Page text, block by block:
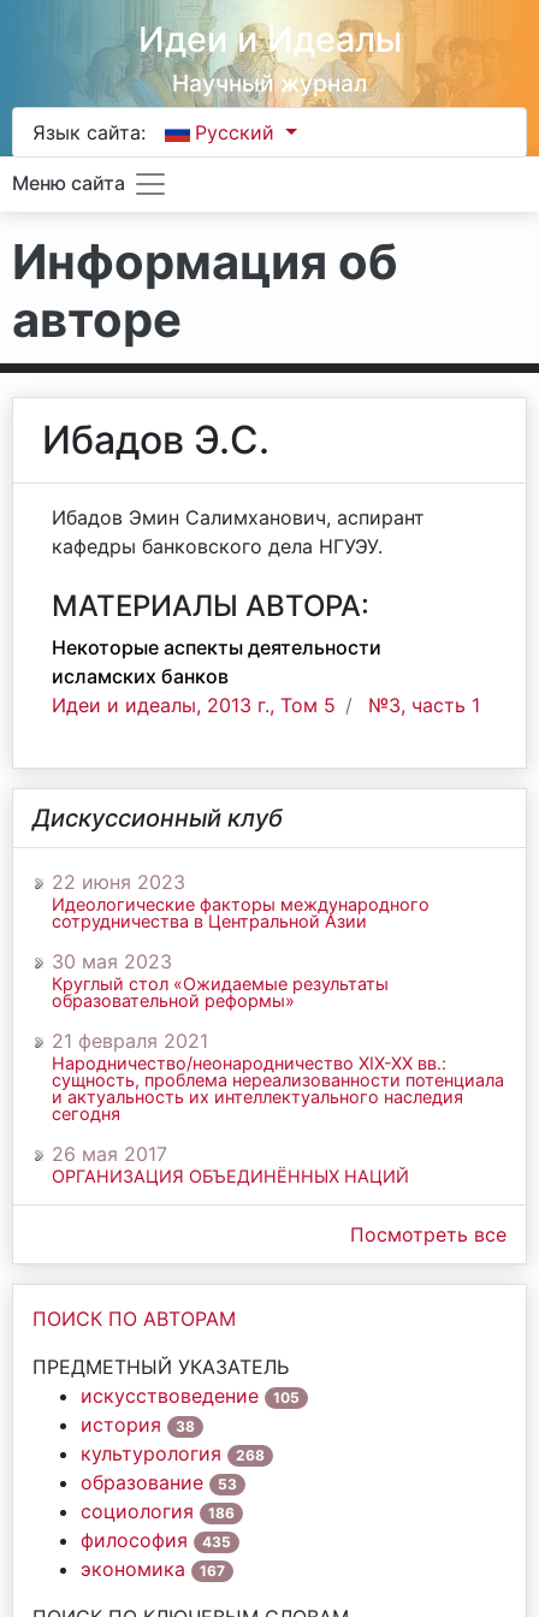
Идеи и Идеалы
Научный журнал
Язык сайта: Русский
Меню сайта
Информация об
авторе
Ибадов Э.С.
Ибадов Эмин Салимханович, аспирант
кафедры банковского дела НГУЭУ.
МАТЕРИАЛЫ АВТОРА:
Некоторые аспекты деятельности
исламских банков
Идеи и идеалы, 2013 г., Том 5
№3, часть 1
Дискуссионный клуб
22 июня 2023
Идеологические факторы международного
сотрудничества в Центральной Азии
30 мая 2023
Круглый стол «Ожидаемые результаты
образовательной реформы»
21 февраля 2021
Народничество/неонародничество ХIХ-ХХ вв.:
сущность, проблема нереализованности потенциала
и актуальность их интеллектуального наследия
сегодня
26 мая 2017
ОРГАНИЗАЦИЯ ОБЪЕДИНЁННЫХ НАЦИЙ
Посмотреть все
ПОИСК ПО АВТОРАМ
ПРЕДМЕТНЫЙ УКАЗАТЕЛЬ
искусствоведение
105
история 38
культурология 268
образование 53
социология 186
философия 435
экономика 167